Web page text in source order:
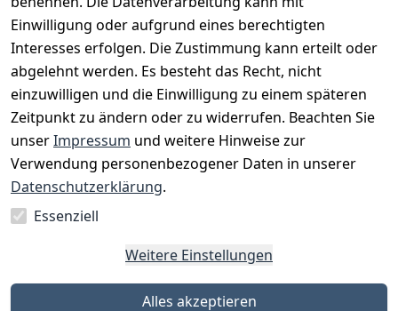
Einwilligung oder aufgrund eines berechtigten
Interesses erfolgen. Die Zustimmung kann erteilt oder
abgelehnt werden. Es besteht das Recht, nicht
einzuwilligen und die Einwilligung zu einem späteren
Zeitpunkt zu ändern oder zu widerrufen. Beachten Sie
unserImpressum und weitere Hinweise zur
Verwendung personenbezogener Daten in unserer
Datenschutzerklärung.
Essenziell
Weitere Einstellungen
Alles akzeptieren
Rechtliches
AGB
Impressum
Datenschutze
rklärung
Barrierefreihe
Services
Kontakt
Registrieren
Katalog
Zahlungsm
öglichkeite
n
Vorkasse
PayPal
Versanddie
nstleister
Post